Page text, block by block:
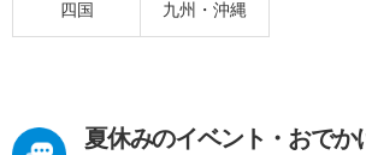
四国 九州・沖縄
夏休みのイベント・おでか